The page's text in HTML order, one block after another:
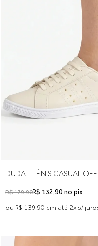
DUDA - TÊNIS CASUAL OFF
R$ 179,90R$ 132,90 no pix
ou R$ 139,90 em até 2x s/